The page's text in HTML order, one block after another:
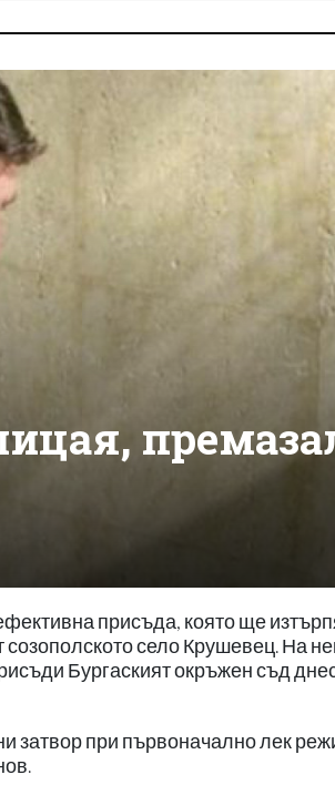
присъда, която ще
село Крушевец. На
Бургаският окръжен съд
затвор при първоначално лек